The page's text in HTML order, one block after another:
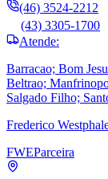
(46) 3524-2212
(43) 3305-1700
Atende:
Barracao; Bom
Beltrao;
Salgado Filho;
Frederico
FWEParceira